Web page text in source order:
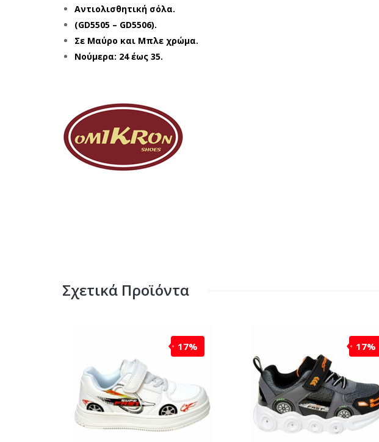
Αντιολισθητική σόλα.
(GD5505 – GD5506).
Σε Μαύρο και Μπλε χρώμα.
Νούμερα: 24 έως 35.
Σχετικά Προϊόντα
17% 17%